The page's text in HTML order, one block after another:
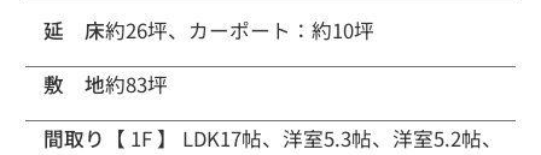
延 床約26坪、カーポート：約10坪
敷 地約83坪
間取り 【 1F 】
LDK17帖、洋室5.3帖、洋室5.2帖、